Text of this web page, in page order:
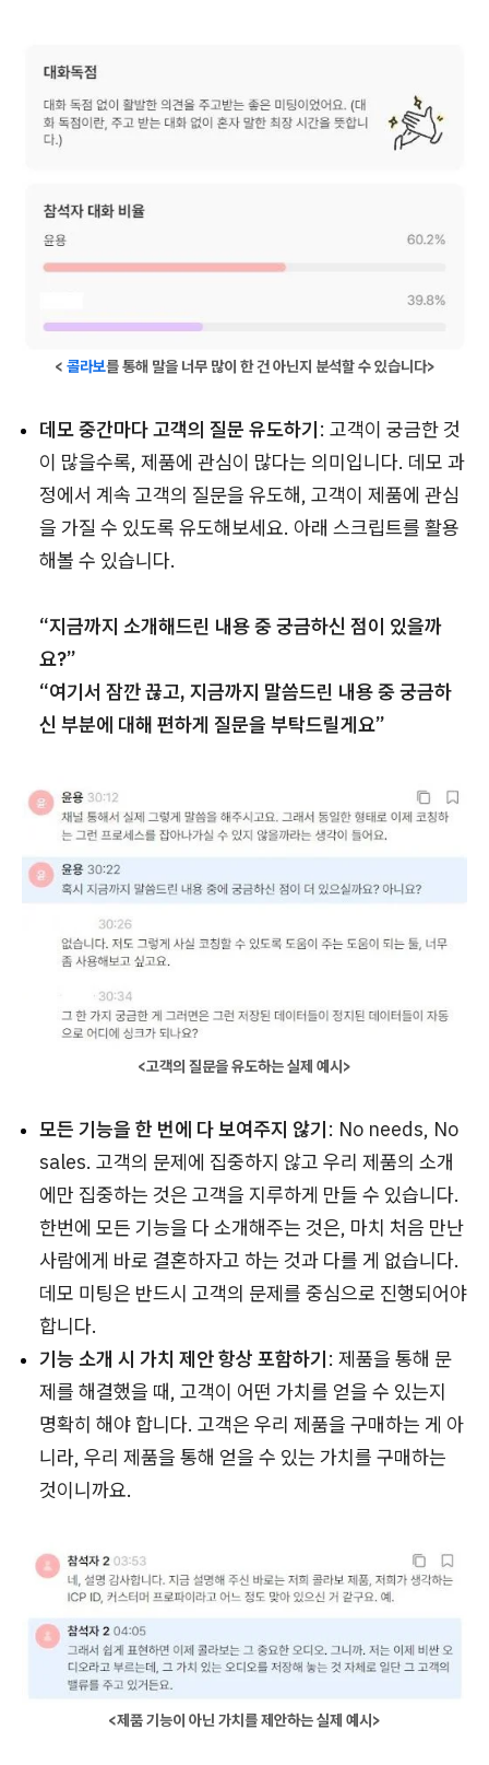
< 콜라보를 통해 말을 너무 많이 한 건 아닌지 분석할 수 있습니다>
데모 중간마다 고객의 질문 유도하기: 고객이 궁금한 것
이 많을수록, 제품에 관심이 많다는 의미입니다. 데모 과
정에서 계속 고객의 질문을 유도해, 고객이 제품에 관심
을 가질 수 있도록 유도해보세요. 아래 스크립트를 활용
해볼 수 있습니다.
“지금까지 소개해드린 내용 중 궁금하신 점이 있을까
요?”
“여기서 잠깐 끊고, 지금까지 말씀드린 내용 중 궁금하
신 부분에 대해 편하게 질문을 부탁드릴게요”
<고객의 질문을 유도하는 실제 예시>
모든 기능을 한 번에 다 보여주지 않기: No needs, No
sales. 고객의 문제에 집중하지 않고 우리 제품의 소개
에만 집중하는 것은 고객을 지루하게 만들 수 있습니다.
한번에 모든 기능을 다 소개해주는 것은, 마치 처음 만난
사람에게 바로 결혼하자고 하는 것과 다를 게 없습니다.
데모 미팅은 반드시 고객의 문제를 중심으로 진행되어야
합니다.
기능 소개 시 가치 제안 항상 포함하기: 제품을 통해 문
제를 해결했을 때, 고객이 어떤 가치를 얻을 수 있는지
명확히 해야 합니다. 고객은 우리 제품을 구매하는 게 아
니라, 우리 제품을 통해 얻을 수 있는 가치를 구매하는
것이니까요.
<제품 기능이 아닌 가치를 제안하는 실제 예시>